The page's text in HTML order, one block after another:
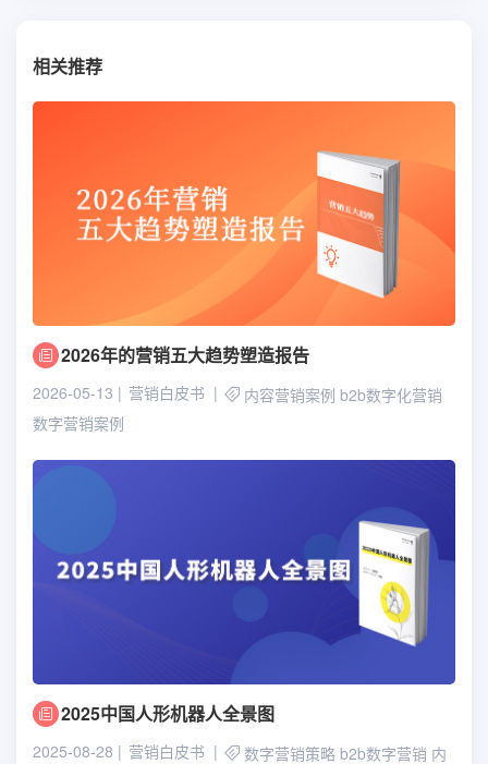
相关推荐
2026年的营销五大趋势塑造报告
2026-05-13 营销白皮书 内容营销案例 b2b数字化营销
数字营销案例
2025中国人形机器人全景图
2025-08-28 营销白皮书 数字营销策略 b2b数字营销 内